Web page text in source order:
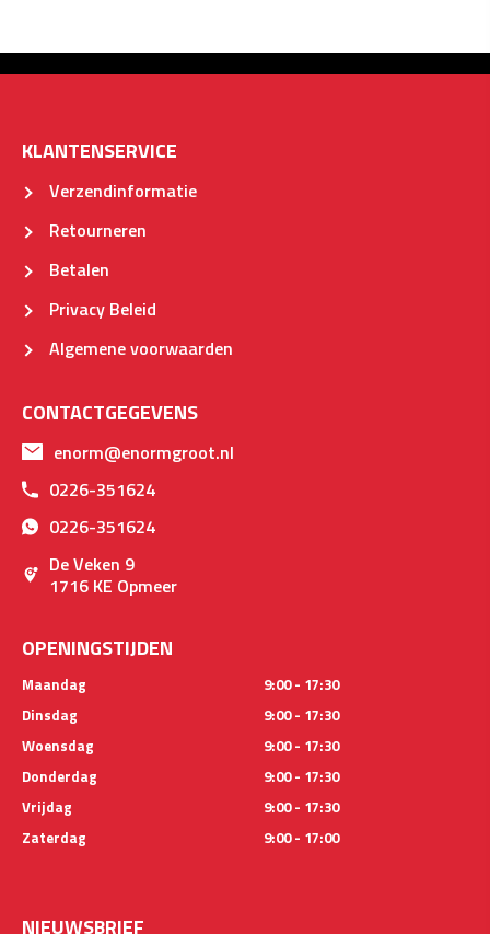
KLANTENSERVICE
Verzendinformatie
Retourneren
Betalen
Privacy Beleid
Algemene voorwaarden
CONTACTGEGEVENS
enorm@enormgroot.nl
0226-351624
0226-351624
De Veken 9
1716 KE Opmeer
OPENINGSTIJDEN
Maandag
9:00 - 17:30
Dinsdag
9:00 - 17:30
Woensdag
9:00 - 17:30
Donderdag
9:00 - 17:30
Vrijdag
9:00 - 17:30
Zaterdag
9:00 - 17:00
NIEUWSBRIEF